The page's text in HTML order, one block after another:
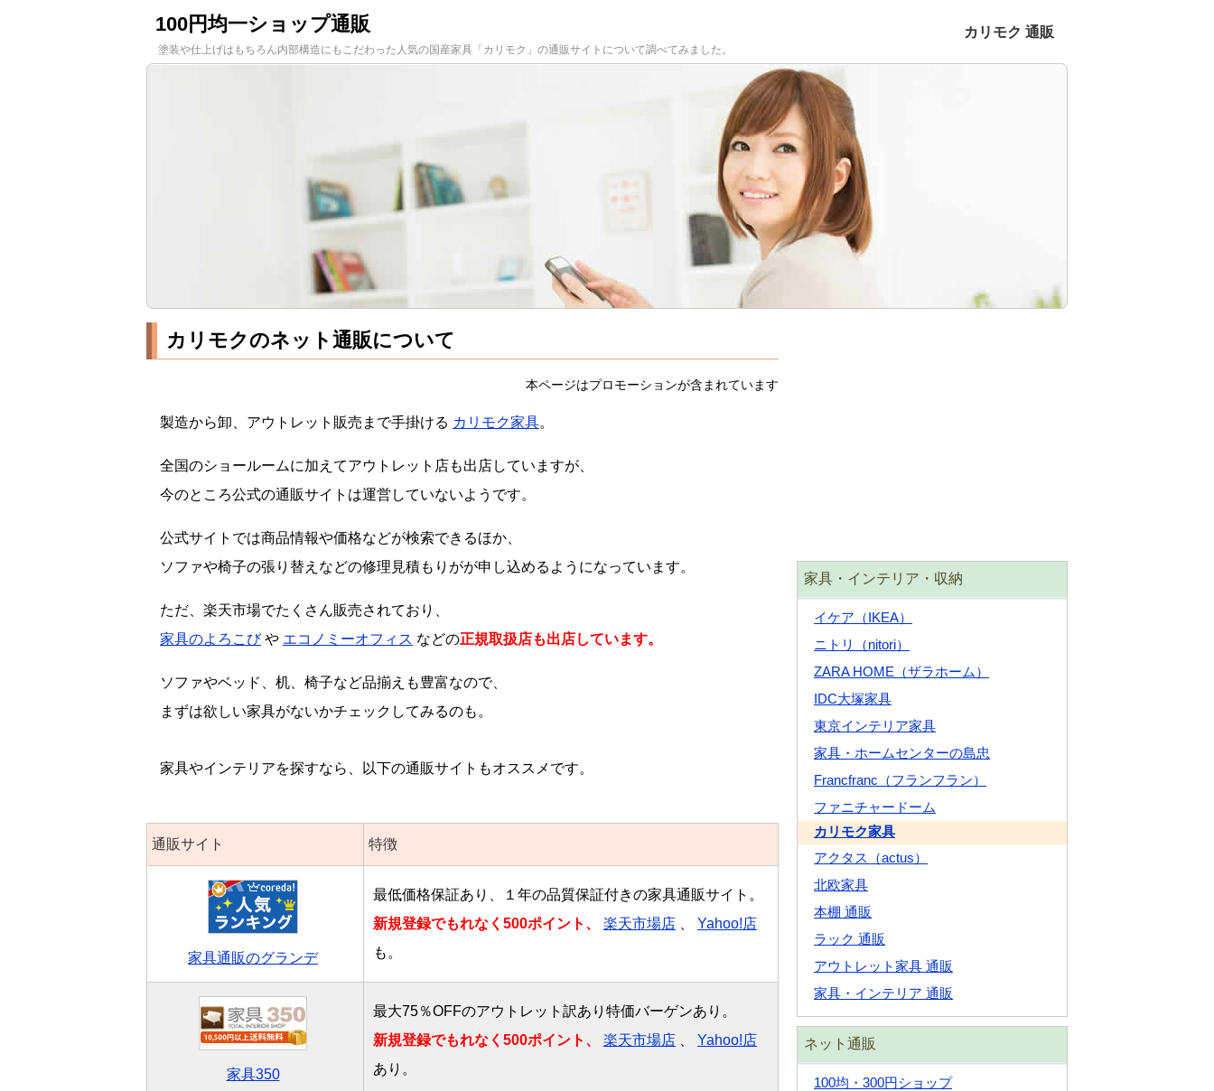
カリモク 通販
100円均一ショップ通販
塗装や仕上げはもちろん内部構造にもこだわった人気の国産家具「カリモク」の通販サイトについて調べてみました。
カリモクのネット通販について
本ページはプロモーションが含まれています
製造から卸、アウトレット販売まで手掛ける カリモク家具。
全国のショールームに加えてアウトレット店も出店していますが、
今のところ公式の通販サイトは運営していないようです。
公式サイトでは商品情報や価格などが検索できるほか、
ソファや椅子の張り替えなどの修理見積もりがが申し込めるようになっています。
ただ、楽天市場でたくさん販売されており、
家具のよろこびや エコノミーオフィス などの正規取扱店も出店しています。
ソファやベッド、机、椅子など品揃えも豊富なので、
まずは欲しい家具がないかチェックしてみるのも。
家具やインテリアを探すなら、以下の通販サイトもオススメです。
通販サイト 特徴
家具通販のグランデ
最低価格保証あり、１年の品質保証付きの家具通販サイト。
新規登録でもれなく500ポイント、
楽天市場店
Yahoo!店
も。
家具350
最大75％OFFのアウトレット訳あり特価バーゲンあり。
新規登録でもれなく500ポイント、
楽天市場店
Yahoo!店
あり。
家具・インテリア・収納
イケア（IKEA）
ニトリ（nitori）
ZARA HOME（ザラホーム）
IDC大塚家具
東京インテリア家具
家具・ホームセンターの島忠
Francfranc（フランフラン）
ファニチャードーム
カリモク家具
アクタス（actus）
北欧家具
本棚 通販
ラック 通販
アウトレット家具 通販
家具・インテリア 通販
ネット通販
100均・300円ショップ